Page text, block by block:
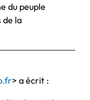
du peuple
de la
> a écrit :